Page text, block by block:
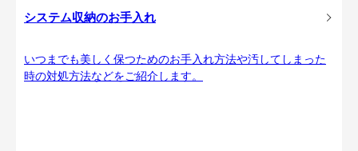
システム収納のお手入れ
いつまでも美しく保つためのお手入れ方法や汚してしまった
時の対処方法などをご紹介します。